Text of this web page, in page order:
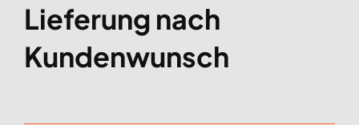
Lieferung nach
Kundenwunsch